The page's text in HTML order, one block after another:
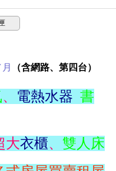
（含網路、第四台）
、 電熱水器 書
大衣櫃、 雙人床